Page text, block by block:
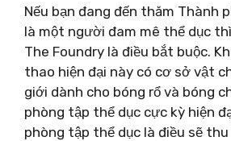
Nếu bạn đang đến thăm Thành
là một người đam mê thể dục
The Foundry là điều bắt buộc.
thao hiện đại này có cơ sở vật
giới dành cho bóng rổ và bóng
phòng tập thể dục cực kỳ hiện
phòng tập thể dục là điều sẽ